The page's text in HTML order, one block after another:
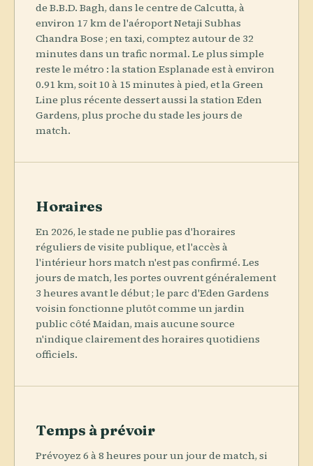
de B.B.D. Bagh, dans le centre de Calcutta, à
environ 17 km de l'aéroport Netaji Subhas
Chandra Bose ; en taxi, comptez autour de 32
minutes dans un trafic normal. Le plus simple
reste le métro : la station Esplanade est à environ
0.91 km, soit 10 à 15 minutes à pied, et la Green
Line plus récente dessert aussi la station Eden
Gardens, plus proche du stade les jours de
match.
Horaires
En 2026, le stade ne publie pas d'horaires
réguliers de visite publique, et l'accès à
l'intérieur hors match n'est pas confirmé. Les
jours de match, les portes ouvrent généralement
3 heures avant le début ; le parc d'Eden Gardens
voisin fonctionne plutôt comme un jardin
public côté Maidan, mais aucune source
n'indique clairement des horaires quotidiens
officiels.
Temps à prévoir
Prévoyez 6 à 8 heures pour un jour de match, si